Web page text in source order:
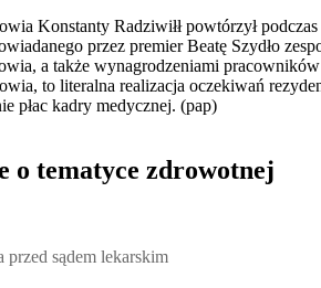
Konstanty Radziwiłł powtórzył
przez premier Beatę Szydło
a także wynagrodzeniami
to literalna realizacja oczekiwań
płac kadry medycznej. (pap)
o tematyce zdrowotnej
sądem lekarskim, Marcin Burdzik,
sądem lekarskim